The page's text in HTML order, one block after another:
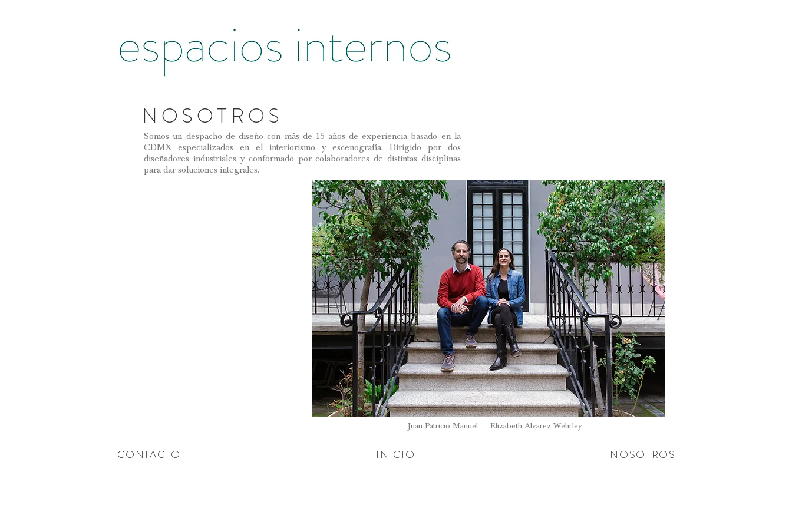
NOSOTROS
Somos un despacho de diseño con más de 15 años de experiencia basado en la
CDMX especializados en el interiorismo y escenografía. Dirigido por dos
diseñadores industriales y conformado por colaboradores de distintas disciplinas
para dar soluciones integrales.
Juan Patricio Manuel Elizabeth Alvarez Wehrley
CONTACTO INICIO NOSOTROS